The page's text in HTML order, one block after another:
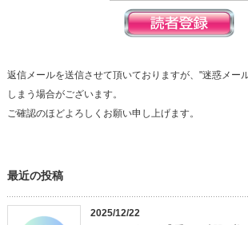
返信メールを送信させて頂いておりますが、"迷惑メー
しまう場合がございます。
ご確認のほどよろしくお願い申し上げます。
最近の投稿
2025/12/22